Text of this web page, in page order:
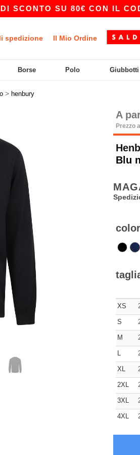
SU 80€ CON IL CODICE
spedizione Il Mio Ordine
Borse Polo Giubbotti
> henbury
A
Prezzo
Blu
XS
S
M
L
XL
2XL
3XL
4XL